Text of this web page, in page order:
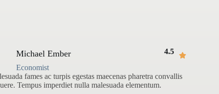
Michael Ember
4.5
Economist
fames ac turpis egestas maecenas pharetra convallis
Tempus imperdiet nulla malesuada elementum.